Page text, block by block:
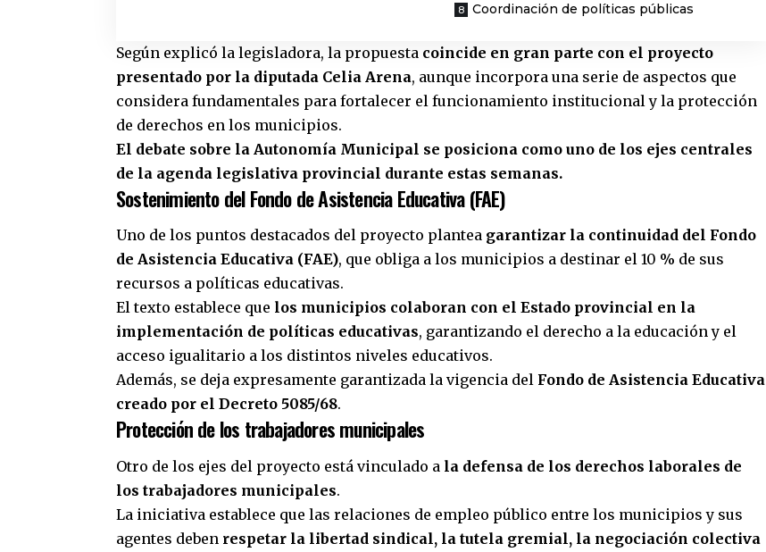
Coordinación de políticas públicas
Según explicó la legisladora, la propuesta coincide en gran parte con el proyecto
presentado por la diputada Celia Arena, aunque incorpora una serie de aspectos que
considera fundamentales para fortalecer el funcionamiento institucional y la protección
de derechos en los municipios.
El debate sobre la Autonomía Municipal se posiciona como uno de los ejes centrales
de la agenda legislativa provincial durante estas semanas.
Sostenimiento del Fondo de Asistencia Educativa (FAE)
Uno de los puntos destacados del proyecto plantea garantizar la continuidad del Fondo
de Asistencia Educativa (FAE), que obliga a los municipios a destinar el 10 % de sus
recursos a políticas educativas.
El texto establece que los municipios colaboran con el Estado provincial en la
implementación de políticas educativas, garantizando el derecho a la educación y el
acceso igualitario a los distintos niveles educativos.
Además, se deja expresamente garantizada la vigencia del Fondo de Asistencia Educativa
creado por el Decreto 5085/68.
Protección de los trabajadores municipales
Otro de los ejes del proyecto está vinculado a la defensa de los derechos laborales de
los trabajadores municipales.
La iniciativa establece que las relaciones de empleo público entre los municipios y sus
agentes deben respetar la libertad sindical, la tutela gremial, la negociación colectiva